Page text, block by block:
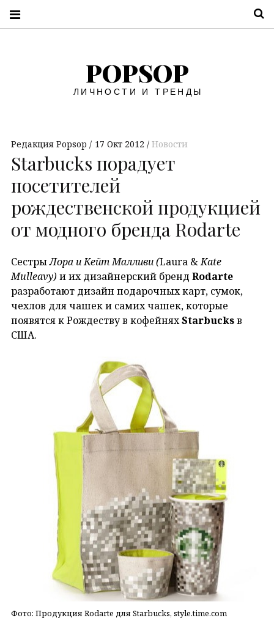
POPSOP
ЛИЧНОСТИ И ТРЕНДЫ
Редакция Popsop 17 Окт 2012 Новости
Starbucks порадует
посетителей
рождественской продукцией
от модного бренда Rodarte
СестрыЛора и Кейт Малливи (Laura &Kate
Mulleavy) и их дизайнерский бренд Rodarte
разработают дизайн подарочных карт, сумок,
чехлов для чашек и самих чашек, которые
появятся к Рождеству в кофейняхStarbucksв
США.
Фото: Продукция Rodarte для Starbucks, style.time.com